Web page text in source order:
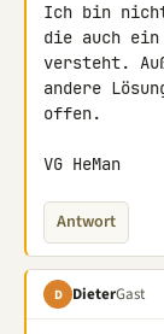
Ich bin nicht
die auch
versteht.
andere
offen.
VG HeMan
Antwort
D DieterGast